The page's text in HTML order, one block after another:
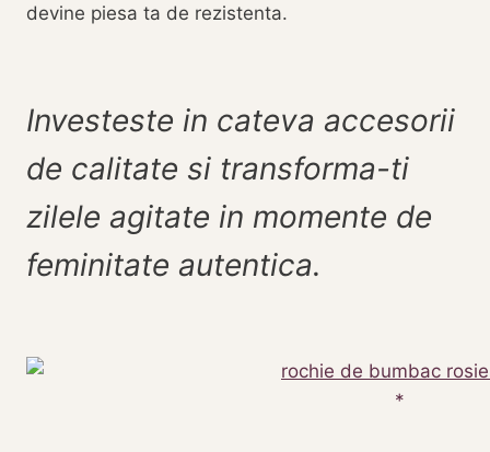
devine piesa ta de rezistenta.
Investeste in cateva accesorii
de calitate si transforma-ti
zilele agitate in momente de
feminitate autentica.